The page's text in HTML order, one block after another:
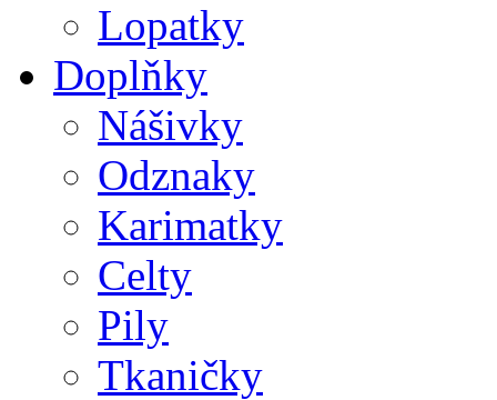
Lopatky
Doplňky
Nášivky
Odznaky
Karimatky
Celty
Pily
Tkaničky